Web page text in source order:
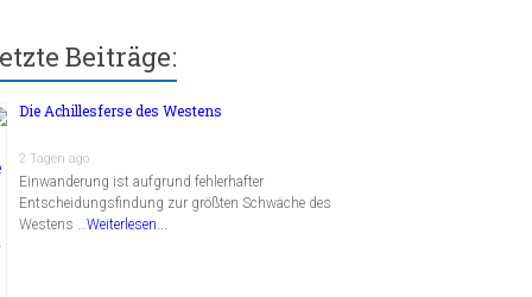
Beiträge:
Die Achillesferse des Westens
2 Tagen ago
Einwanderung ist aufgrund fehlerhafter
Entscheidungsfindung zur größten Schwäche des
Westens …Weiterlesen...